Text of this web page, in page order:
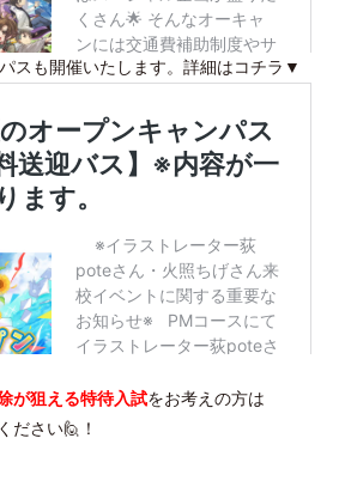
スも開催いたします。詳細はコチラ▼
が狙える特待入試をお考えの方は
ださい🙋！